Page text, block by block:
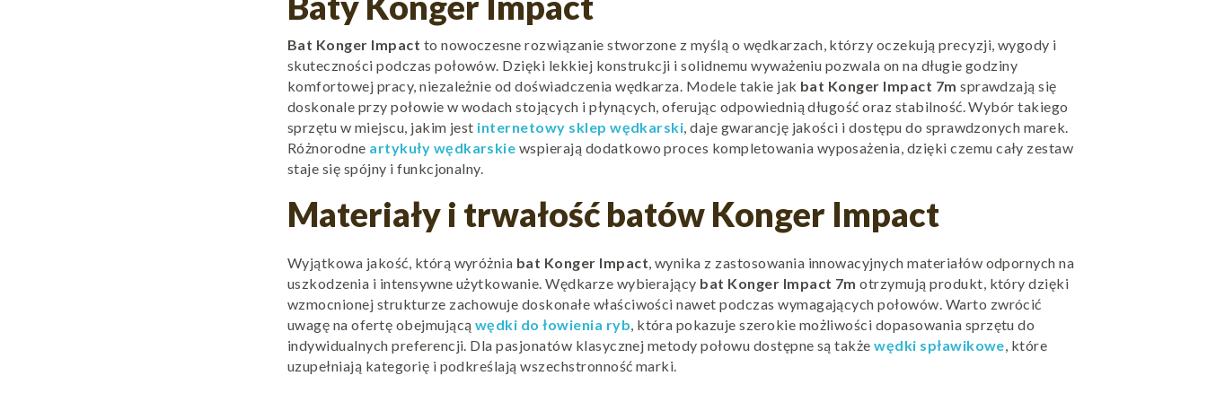
Bat Konger Impact to nowoczesne rozwiązanie stworzone z myślą o wędkarzach, którzy oczekują precyzji, wygody i
skuteczności podczas połowów. Dzięki lekkiej konstrukcji i solidnemu wyważeniu pozwala on na długie godziny
komfortowej pracy, niezależnie od doświadczenia wędkarza. Modele takie jak bat Konger Impact 7m sprawdzają się
doskonale przy połowie w wodach stojących i płynących, oferując odpowiednią długość oraz stabilność. Wybór takiego
sprzętu w miejscu, jakim jest internetowy sklep wędkarski, daje gwarancję jakości i dostępu do sprawdzonych marek.
Różnorodne artykuły wędkarskie wspierają dodatkowo proces kompletowania wyposażenia, dzięki czemu cały zestaw
staje się spójny i funkcjonalny.
Materiały i trwałość batów Konger Impact
Wyjątkowa jakość, którą wyróżnia bat Konger Impact, wynika z zastosowania innowacyjnych materiałów odpornych na
uszkodzenia i intensywne użytkowanie. Wędkarze wybierający bat Konger Impact 7m otrzymują produkt, który dzięki
wzmocnionej strukturze zachowuje doskonałe właściwości nawet podczas wymagających połowów. Warto zwrócić
uwagę na ofertę obejmującą wędki do łowienia ryb, która pokazuje szerokie możliwości dopasowania sprzętu do
indywidualnych preferencji. Dla pasjonatów klasycznej metody połowu dostępne są takżewędki spławikowe, które
uzupełniają kategorię i podkreślają wszechstronność marki.